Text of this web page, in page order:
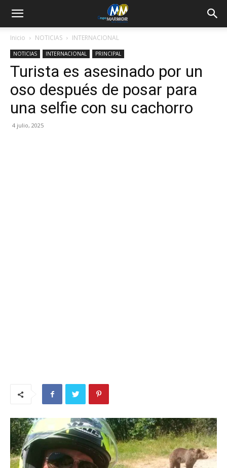
Inicio NOTICIAS INTERNACIONAL
NOTICIAS INTERNACIONAL PRINCIPAL
Turista es asesinado por un
oso después de posar para
una selfie con su cachorro
4 julio, 2025